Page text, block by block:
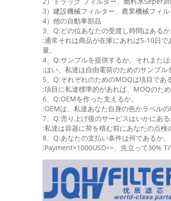
3）建設機械フィルター、農業機械フィル
4）他の自動車部品
3、Q:どの位あなたの受渡し時間はあるか
:通常それは商品が在庫にあれば5-10日
量。
4、Q:サンプルを提供するか。それまたは
:はい、私達は自由電荷のためのサンプル
5、Q:それぞれのためのMOQは項目であ
:項目に私達標準的があれば、MOQのた
6、Q:OEMを作った支えるか。
:OEMは、私達あなた自身の色かラベル
7、Q:売り上げ後のサービスはいかにある
:私達は容器に荷を積む前にあなたの点検
8、Q:あなたの支払い条件は何であるか。
:Payment=1000USD<>、先立って30% T/